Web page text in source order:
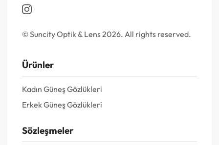
© Suncity Optik & Lens 2026. All rights reserved.
Ürünler
Kadın Güneş Gözlükleri
Erkek Güneş Gözlükleri
Sözleşmeler